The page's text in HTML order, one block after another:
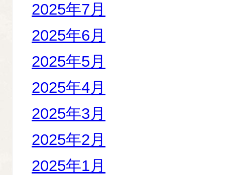
2025年7月
2025年6月
2025年5月
2025年4月
2025年3月
2025年2月
2025年1月